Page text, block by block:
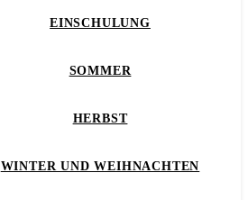
EINSCHULUNG
SOMMER
HERBST
WINTER UND WEIHNACHTEN